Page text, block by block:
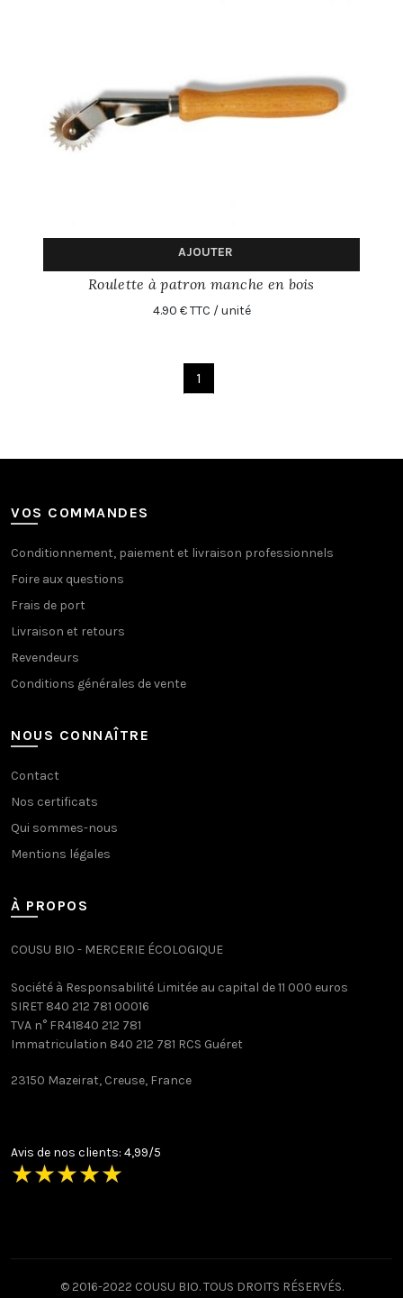
AJOUTER
Roulette à patron manche en bois
4.90 € TTC / unité
1
VOS COMMANDES
Conditionnement, paiement et livraison professionnels
Foire aux questions
Frais de port
Livraison et retours
Revendeurs
Conditions générales de vente
NOUS CONNAÎTRE
Contact
Nos certificats
Qui sommes-nous
Mentions légales
À PROPOS
COUSU BIO - MERCERIE ÉCOLOGIQUE
Société à Responsabilité Limitée au capital de 11 000 euros
SIRET 840 212 781 00016
TVA n° FR41840 212 781
Immatriculation 840 212 781 RCS Guéret
23150 Mazeirat, Creuse, France
Avis de nos clients: 4,99/5
★★★★★
© 2016-2022 COUSU BIO. TOUS DROITS RÉSERVÉS.